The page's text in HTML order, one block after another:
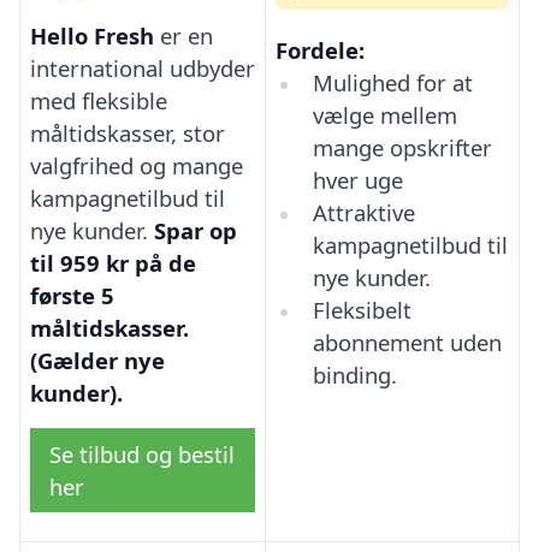
Hello Fresh er en
international udbyder
med fleksible
måltidskasser, stor
valgfrihed og mange
kampagnetilbud til
nye kunder. Spar op
til 959 kr på de
første 5
måltidskasser.
(Gælder nye
kunder).
Se tilbud og bestil
her
Fordele:
Mulighed for at
vælge mellem
mange opskrifter
hver uge
Attraktive
kampagnetilbud til
nye kunder.
Fleksibelt
abonnement uden
binding.